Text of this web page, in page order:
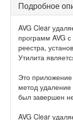
Подробное
AVG Clear
программ AVG
реестра,
Утилита
Это
метод
был завершен
AVG Clear